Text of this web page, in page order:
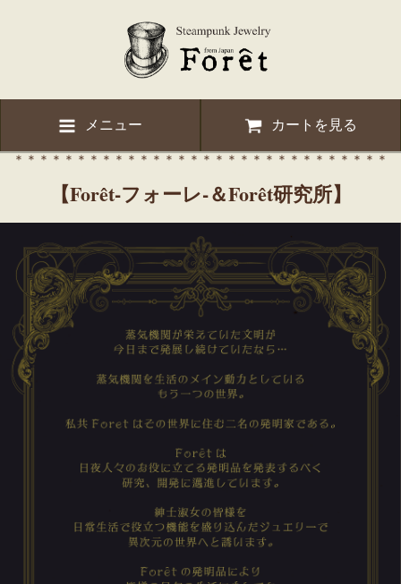
メニュー カートを見る
＊＊＊＊＊＊＊＊＊＊＊＊＊＊＊＊＊＊＊＊＊＊＊＊＊＊＊＊＊＊
【Forêt-フォーレ-＆Forêt研究所】